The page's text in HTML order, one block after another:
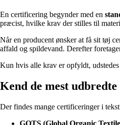
En certificering begynder med en
præcist, hvilke krav der stilles til
Når en producent ønsker at få sit tøj
affald og spildevand. Derefter
Kun hvis alle krav er opfyldt,
Kend de mest
Der findes mange certificeringer i